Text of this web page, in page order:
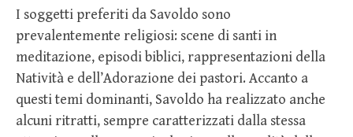
I soggetti preferiti da Savoldo sono
prevalentemente religiosi: scene di santi in
meditazione, episodi biblici, rappresentazioni della
Natività e dell’Adorazione dei pastori. Accanto a
questi temi dominanti, Savoldo ha realizzato anche
alcuni ritratti, sempre caratterizzati dalla stessa